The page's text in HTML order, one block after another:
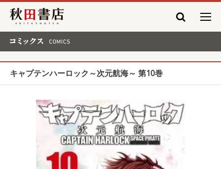
秋田書店
キャプテンハーロック～次元航海～ 第10巻